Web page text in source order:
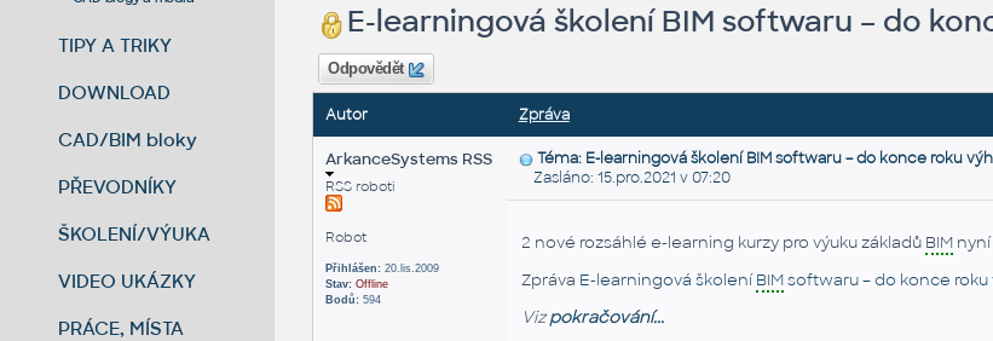
TIPY A TRIKY
DOWNLOAD
CAD/BIM bloky
PŘEVODNÍKY
ŠKOLENÍ/VÝUKA
VIDEO UKÁZKY
PRÁCE, MÍSTA
E-learningová školení BIM softwaru – do
Odpovědět
Autor Zpráva
ArkanceSystems RSS
RSS roboti
Robot
Přihlášen:20.lis.2009
Stav: Offline
Bodů:594
Téma: E-learningová školení BIM softwaru – do konce roku
Zasláno: 15.pro.2021 v 07:20
2 nové rozsáhlé e-learning kurzy pro výuku základů BIMnyní
Zpráva E-learningová školeníBIMsoftwaru – do konce roku
Vizpokračování...